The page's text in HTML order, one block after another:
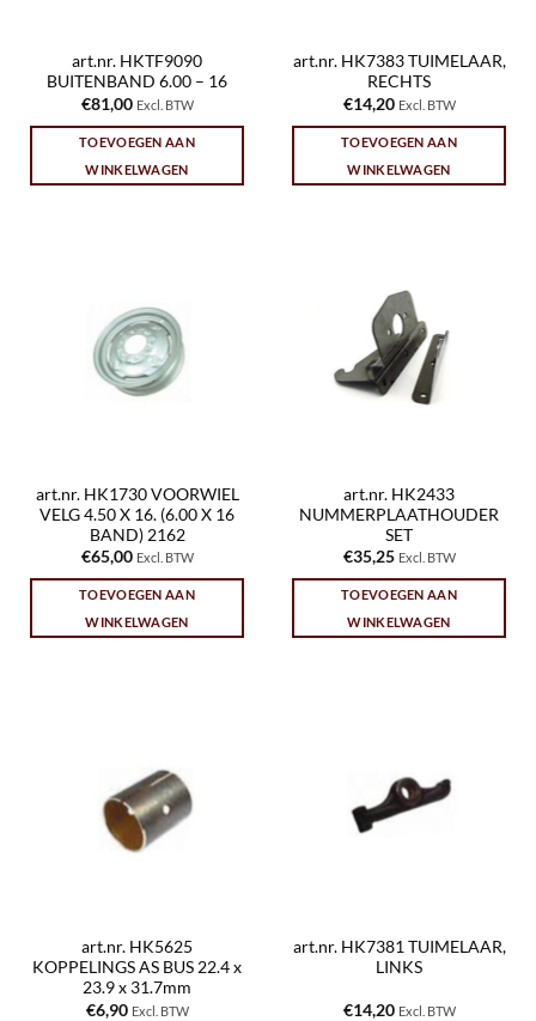
art.nr. HKTF9090
BUITENBAND 6.00 – 16
€81,00 Excl. BTW
TOEVOEGEN AAN
WINKELWAGEN
art.nr. HK7383 TUIMELAAR,
RECHTS
€14,20 Excl. BTW
TOEVOEGEN AAN
WINKELWAGEN
art.nr. HK1730 VOORWIEL
VELG 4.50 X 16. (6.00 X 16
BAND) 2162
€65,00 Excl. BTW
TOEVOEGEN AAN
WINKELWAGEN
art.nr. HK2433
NUMMERPLAATHOUDER
SET
€35,25 Excl. BTW
TOEVOEGEN AAN
WINKELWAGEN
art.nr. HK5625
KOPPELINGS AS BUS 22.4 x
23.9 x 31.7mm
€6,90 Excl. BTW
art.nr. HK7381 TUIMELAAR,
LINKS
€14,20 Excl. BTW